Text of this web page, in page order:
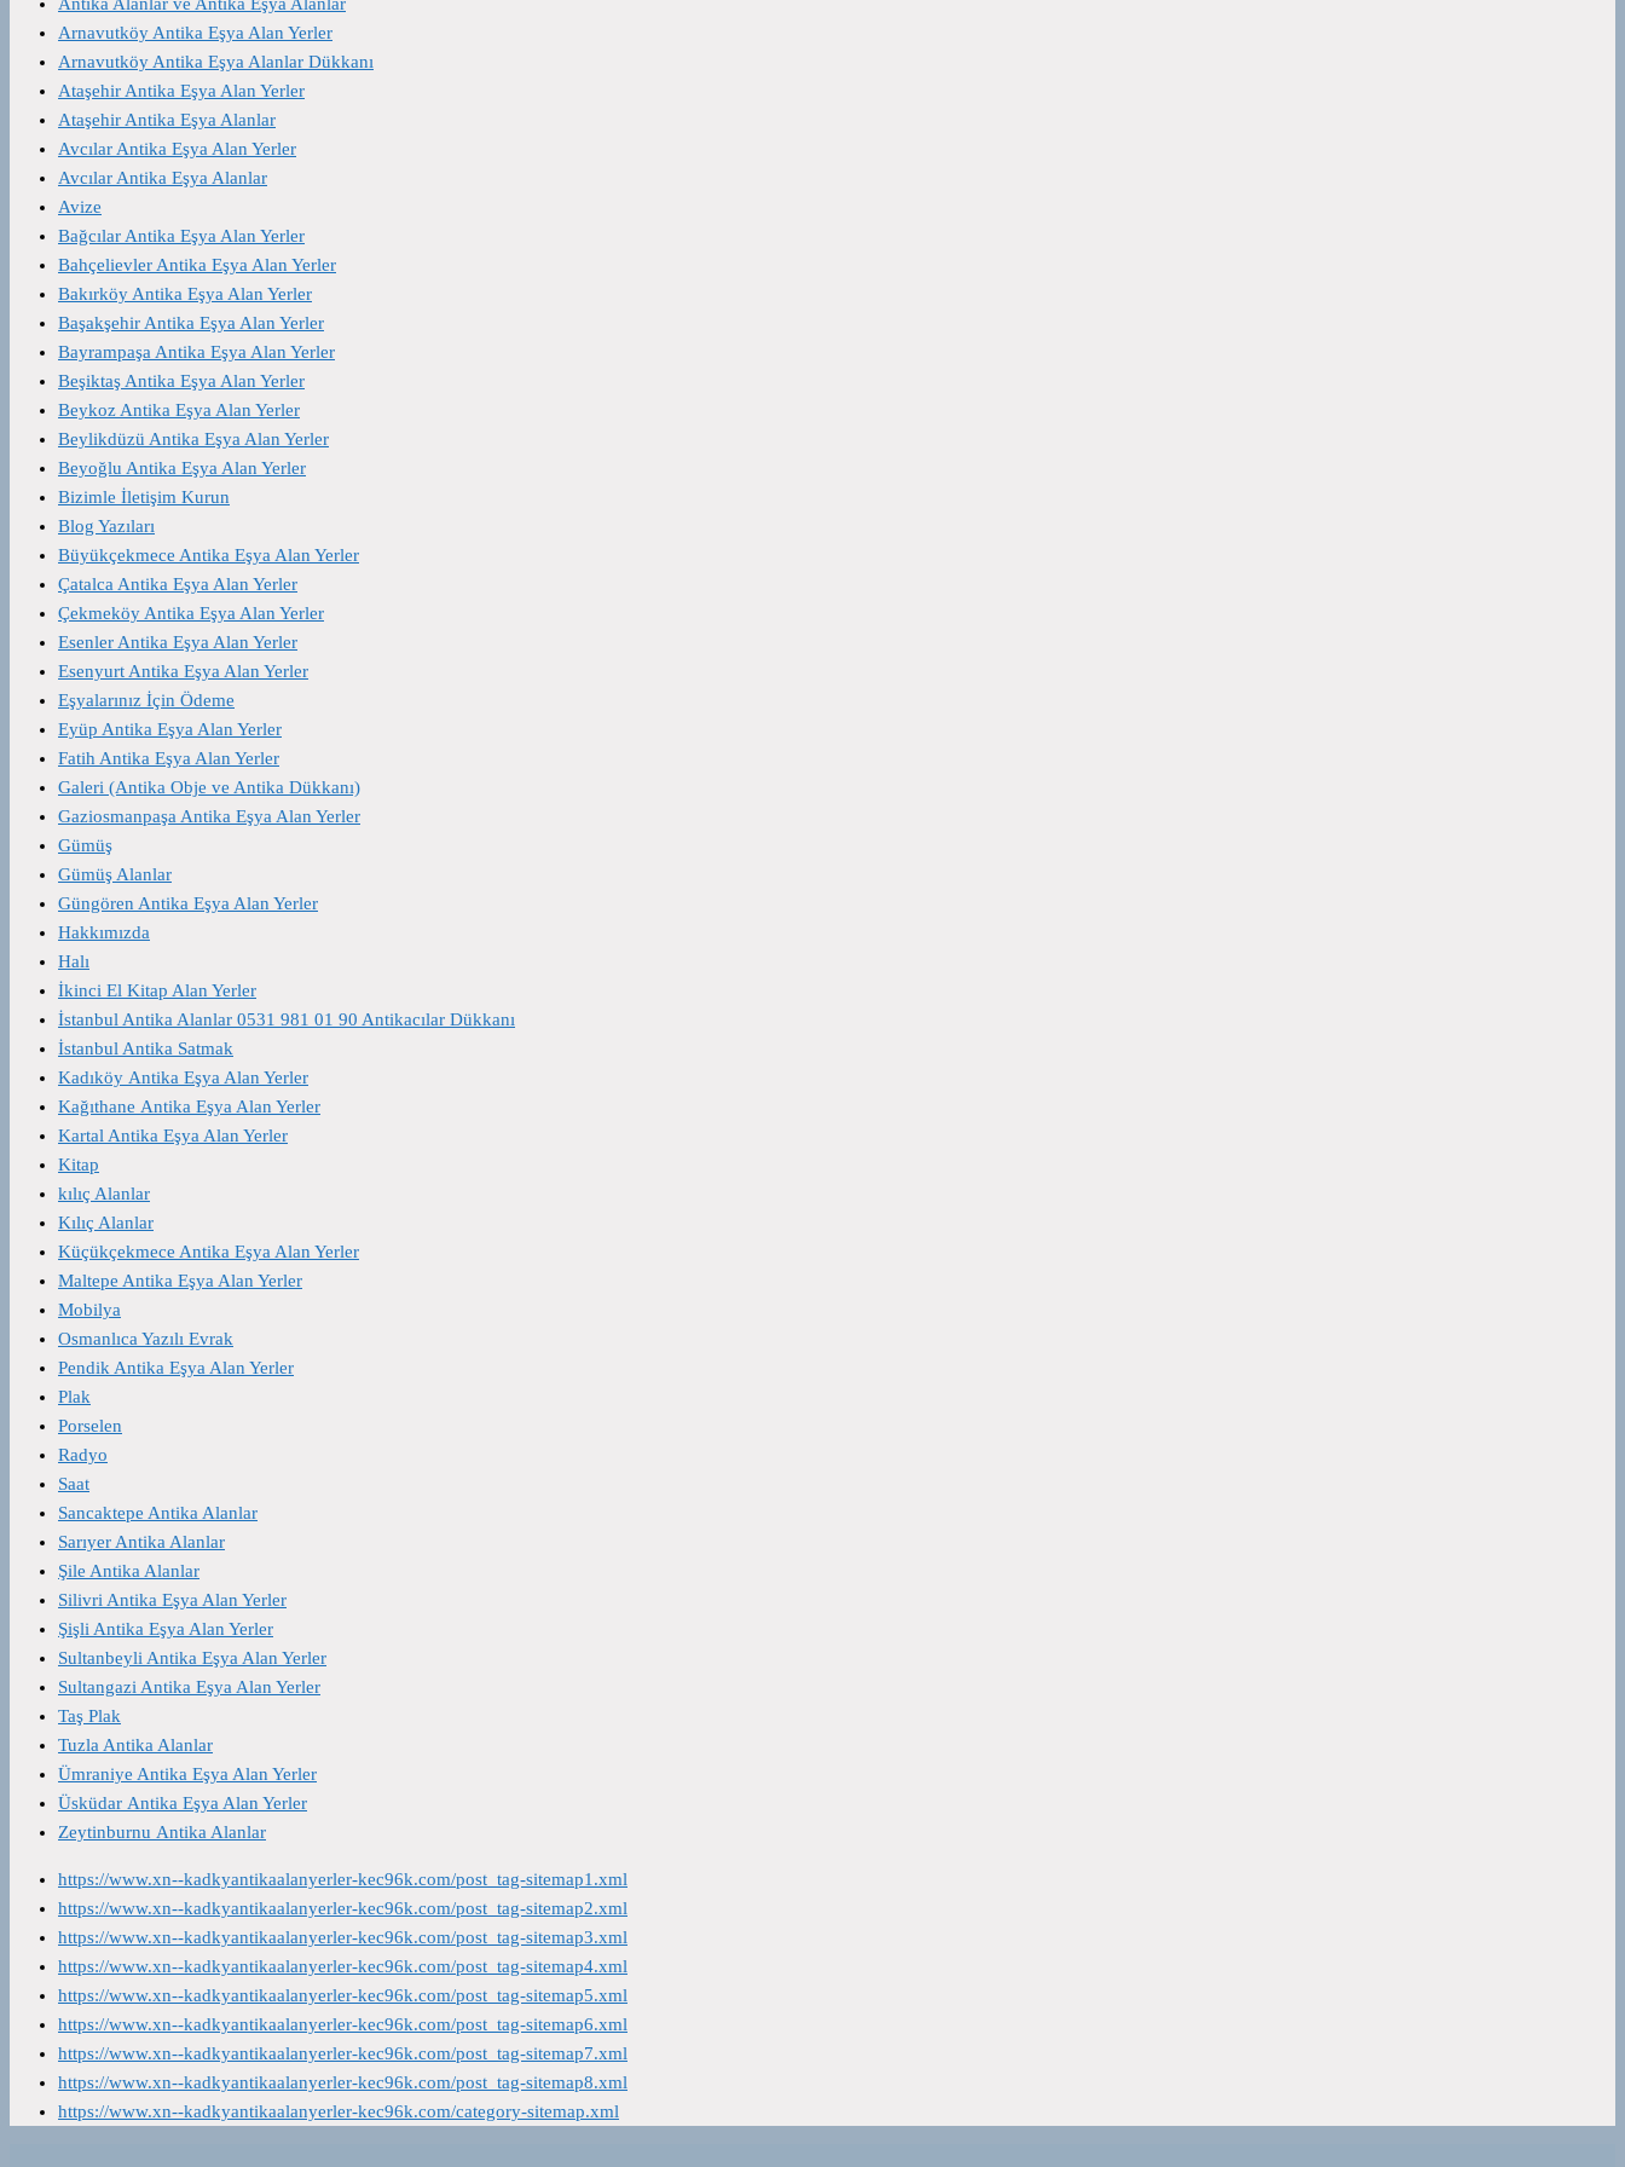
Arnavutköy Antika Eşya Alan Yerler
Arnavutköy Antika Eşya Alanlar Dükkanı
Ataşehir Antika Eşya Alan Yerler
Ataşehir Antika Eşya Alanlar
Avcılar Antika Eşya Alan Yerler
Avcılar Antika Eşya Alanlar
Avize
Bağcılar Antika Eşya Alan Yerler
Bahçelievler Antika Eşya Alan Yerler
Bakırköy Antika Eşya Alan Yerler
Başakşehir Antika Eşya Alan Yerler
Bayrampaşa Antika Eşya Alan Yerler
Beşiktaş Antika Eşya Alan Yerler
Beykoz Antika Eşya Alan Yerler
Beylikdüzü Antika Eşya Alan Yerler
Beyoğlu Antika Eşya Alan Yerler
Bizimle İletişim Kurun
Blog Yazıları
Büyükçekmece Antika Eşya Alan Yerler
Çatalca Antika Eşya Alan Yerler
Çekmeköy Antika Eşya Alan Yerler
Esenler Antika Eşya Alan Yerler
Esenyurt Antika Eşya Alan Yerler
Eşyalarınız İçin Ödeme
Eyüp Antika Eşya Alan Yerler
Fatih Antika Eşya Alan Yerler
Galeri (Antika Obje ve Antika Dükkanı)
Gaziosmanpaşa Antika Eşya Alan Yerler
Gümüş
Gümüş Alanlar
Güngören Antika Eşya Alan Yerler
Hakkımızda
Halı
İkinci El Kitap Alan Yerler
İstanbul Antika Alanlar 0531 981 01 90 Antikacılar Dükkanı
İstanbul Antika Satmak
Kadıköy Antika Eşya Alan Yerler
Kağıthane Antika Eşya Alan Yerler
Kartal Antika Eşya Alan Yerler
Kitap
kılıç Alanlar
Kılıç Alanlar
Küçükçekmece Antika Eşya Alan Yerler
Maltepe Antika Eşya Alan Yerler
Mobilya
Osmanlıca Yazılı Evrak
Pendik Antika Eşya Alan Yerler
Plak
Porselen
Radyo
Saat
Sancaktepe Antika Alanlar
Sarıyer Antika Alanlar
Şile Antika Alanlar
Silivri Antika Eşya Alan Yerler
Şişli Antika Eşya Alan Yerler
Sultanbeyli Antika Eşya Alan Yerler
Sultangazi Antika Eşya Alan Yerler
Taş Plak
Tuzla Antika Alanlar
Ümraniye Antika Eşya Alan Yerler
Üsküdar Antika Eşya Alan Yerler
Zeytinburnu Antika Alanlar
https://www.xn--kadkyantikaalanyerler-kec96k.com/post_tag-sitemap1.xml
https://www.xn--kadkyantikaalanyerler-kec96k.com/post_tag-sitemap2.xml
https://www.xn--kadkyantikaalanyerler-kec96k.com/post_tag-sitemap3.xml
https://www.xn--kadkyantikaalanyerler-kec96k.com/post_tag-sitemap4.xml
https://www.xn--kadkyantikaalanyerler-kec96k.com/post_tag-sitemap5.xml
https://www.xn--kadkyantikaalanyerler-kec96k.com/post_tag-sitemap6.xml
https://www.xn--kadkyantikaalanyerler-kec96k.com/post_tag-sitemap7.xml
https://www.xn--kadkyantikaalanyerler-kec96k.com/post_tag-sitemap8.xml
https://www.xn--kadkyantikaalanyerler-kec96k.com/category-sitemap.xml